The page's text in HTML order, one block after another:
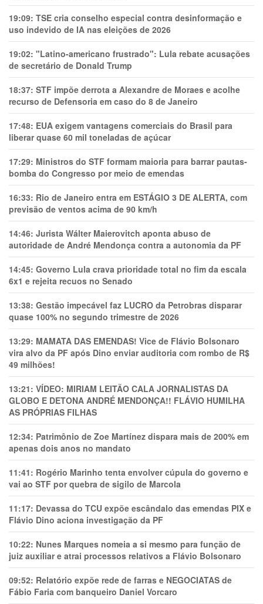
19:09: TSE cria conselho especial contra desinformação e
uso indevido de IA nas eleições de 2026
19:02: "Latino-americano frustrado": Lula rebate acusações
de secretário de Donald Trump
18:37: STF impõe derrota a Alexandre de Moraes e acolhe
recurso de Defensoria em caso do 8 de Janeiro
17:48: EUA exigem vantagens comerciais do Brasil para
liberar quase 60 mil toneladas de açúcar
17:29: Ministros do STF formam maioria para barrar pautas-
bomba do Congresso por meio de emendas
16:33: Rio de Janeiro entra em ESTÁGIO 3 DE ALERTA, com
previsão de ventos acima de 90 km/h
14:46: Jurista Wálter Maierovitch aponta abuso de
autoridade de André Mendonça contra a autonomia da PF
14:45: Governo Lula crava prioridade total no fim da escala
6x1 e rejeita recuos no Senado
13:38: Gestão impecável faz LUCRO da Petrobras disparar
quase 100% no segundo trimestre de 2026
13:29: MAMATA DAS EMENDAS! Vice de Flávio Bolsonaro
vira alvo da PF após Dino enviar auditoria com rombo de R$
49 milhões!
13:21: VÍDEO: MIRIAM LEITÃO CALA JORNALISTAS DA
GLOBO E DETONA ANDRÉ MENDONÇA!! FLÁVIO HUMILHA
AS PRÓPRIAS FILHAS
12:34: Patrimônio de Zoe Martínez dispara mais de 200% em
apenas dois anos no mandato
11:41: Rogério Marinho tenta envolver cúpula do governo e
vai ao STF por quebra de sigilo de Marcola
11:17: Devassa do TCU expõe escândalo das emendas PIX e
Flávio Dino aciona investigação da PF
10:22: Nunes Marques nomeia a si mesmo para função de
juiz auxiliar e atrai processos relativos a Flávio Bolsonaro
09:52: Relatório expõe rede de farras e NEGOCIATAS de
Fábio Faria com banqueiro Daniel Vorcaro